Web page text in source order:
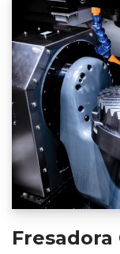
Fresadora